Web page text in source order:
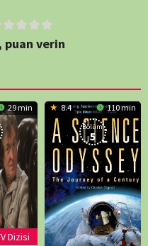
puan verin
29 min
Dizisi
8.4 110 min
Bölüm:
5